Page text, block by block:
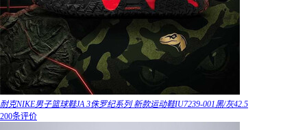
耐克NIKE男子篮球鞋JA 3侏罗纪系列 新款运动鞋IU7239-001黑/灰42.5
200条评价